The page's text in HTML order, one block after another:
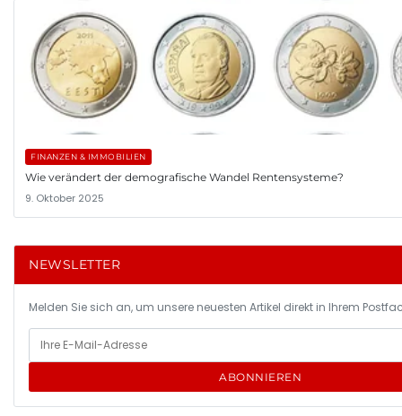
FINANZEN & IMMOBILIEN
Wie verändert der demografische Wandel Rentensysteme?
9. Oktober 2025
NEWSLETTER
Melden Sie sich an, um unsere neuesten Artikel direkt in Ihrem
ABONNIEREN